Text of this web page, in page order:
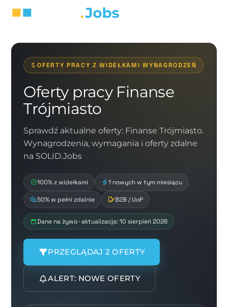
OFERTY PRACY Z WIDEŁKAMI WYNAGRODZEŃ
Oferty pracy Finanse
Trójmiasto
Sprawdź aktualne oferty: Finanse Trójmiasto.
Wynagrodzenia, wymagania i oferty zdalne
na SOLID.Jobs
100% z widełkami 1 nowych w tym miesiącu
50% w pełni zdalnie B2B / UoP
Dane na żywo · aktualizacja: 10 sierpień 2026
PRZEGLĄDAJ 2 OFERTY
ALERT: NOWE OFERTY